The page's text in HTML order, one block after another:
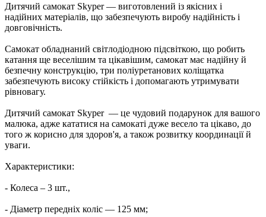
Дитячий самокат Skyper — виготовлений із якісних і
надійних матеріалів, що забезпечують виробу надійність і
довговічність.
Самокат обладнаний світлодіодною підсвіткою, що робить
катання ще веселішим та цікавішим, самокат має надійну й
безпечну конструкцію, три поліуретанових коліщатка
забезпечують високу стійкість і допомагають утримувати
рівновагу.
Дитячий самокат Skyper — це чудовий подарунок для вашого
малюка, адже кататися на самокаті дуже весело та цікаво, до
того ж корисно для здоров'я, а також розвитку координації й
уваги.
Характеристики:
- Колеса – 3 шт.,
- Діаметр передніх коліс — 125 мм;